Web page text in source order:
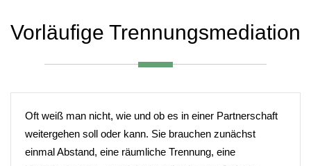
Vorläufige Trennungsmediation
Oft weiß man nicht, wie und ob es in einer Partnerschaft
weitergehen soll oder kann. Sie brauchen zunächst
einmal Abstand, eine räumliche Trennung, eine